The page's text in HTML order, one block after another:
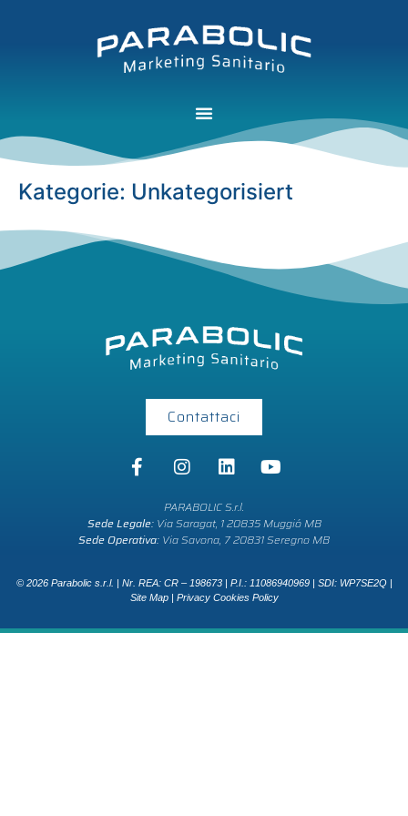
Kategorie: Unkategorisiert
Contattaci
PARABOLIC S.r.l.
Sede Legale:Via Saragat, 1 20835 Muggió MB
Sede Operativa: Via Savona, 7 20831 Seregno MB
© 2026 Parabolic s.r.l. | Nr. REA: CR – 198673 | P.I.: 11086940969 | SDI: WP7SE2Q |
Site Map| Privacy Cookies Policy